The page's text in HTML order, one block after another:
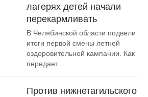
лагерях детей начали
перекармливать
В Челябинской области подвели
итоги первой смены летней
оздоровительной кампании. Как
передает...
Против нижнетагильского